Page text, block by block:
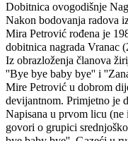
Dobitnica ovogodišnje
Nakon bodovanja radova
Mira Petrović rođena je
dobitnica nagrada Vranac
Iz obrazloženja članova
''Bye bye baby bye'' i
Mire Petrović u dobrom
devijantnom. Primjetno je
Napisana u prvom licu
govori o grupici